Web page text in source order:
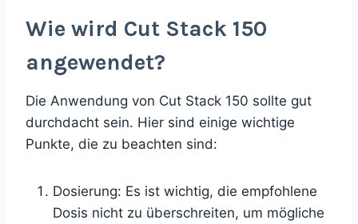
Wie wird Cut Stack 150
angewendet?
Die Anwendung von Cut Stack 150 sollte gut
durchdacht sein. Hier sind einige wichtige
Punkte, die zu beachten sind:
Dosierung: Es ist wichtig, die empfohlene
Dosis nicht zu überschreiten, um mögliche